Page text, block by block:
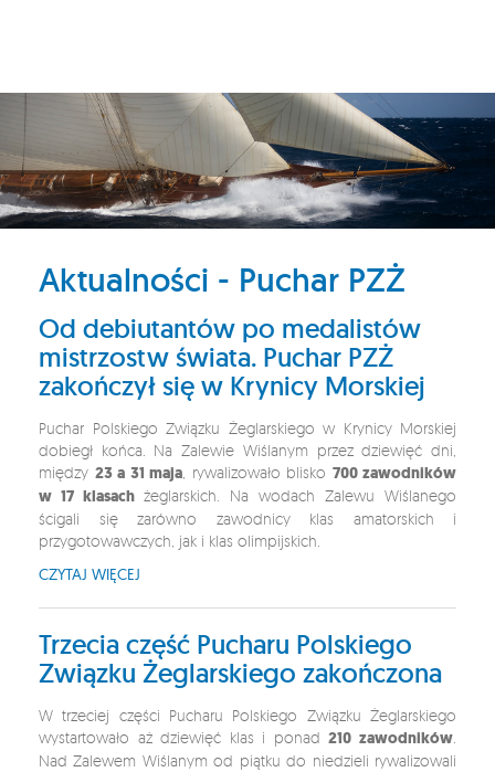
Aktualności - Puchar PZŻ
Od debiutantów po medalistów
mistrzostw świata. Puchar PZŻ
zakończył się w Krynicy Morskiej
Puchar Polskiego Związku Żeglarskiego w Krynicy Morskiej
dobiegł końca. Na Zalewie Wiślanym przez dziewięć dni,
między 23 a 31 maja, rywalizowało blisko 700 zawodników
w 17 klasach żeglarskich. Na wodach Zalewu Wiślanego
ścigali się zarówno zawodnicy klas amatorskich i
przygotowawczych, jak i klas olimpijskich.
CZYTAJ WIĘCEJ
Trzecia część Pucharu Polskiego
Związku Żeglarskiego zakończona
W trzeciej części Pucharu Polskiego Związku Żeglarskiego
wystartowało aż dziewięć klas i ponad210 zawodników.
Nad Zalewem Wiślanym od piątku do niedzieli rywalizowali